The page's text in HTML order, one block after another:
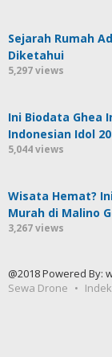
Sejarah Rumah
Diketahui
5,297 views
Ini Biodata Ghea
Indonesian Idol
5,044 views
Wisata Hemat?
Murah di Malino
3,267 views
@2018 Powered By:
Sewa Drone